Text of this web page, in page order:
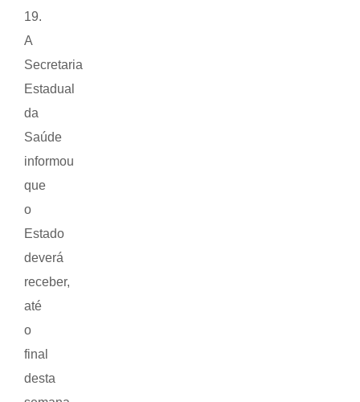
19.
A
Secretaria
Estadual
da
Saúde
informou
que
o
Estado
deverá
receber,
até
o
final
desta